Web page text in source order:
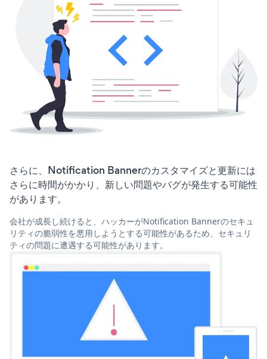
さらに、Notification Bannerのカスタマイズと更新には
さらに時間がかかり、新しい問題やバグが発生する可能性
があります。
会社が成長し続けると、ハッカーがNotification Bannerのセキュ
リティの脆弱性を悪用しようとする可能性があるため、セキュリ
ティの問題に遭遇する可能性があります。